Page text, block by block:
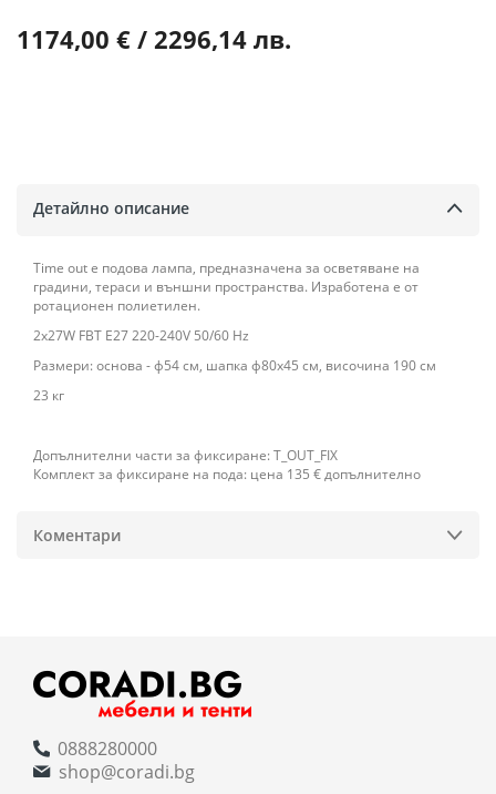
1174,00 € / 2296,14 лв.
Детайлно описание
Time out е подова лампа, предназначена за осветяване на
градини, тераси и външни пространства. Изработена е от
ротационен полиетилен.
2x27W FBT E27 220-240V 50/60 Hz
Размери: основа - ф54 см, шапка ф80х45 см, височина 190 см
23 кг
Допълнителни части за фиксиране: T_OUT_FIX
Комплект за фиксиране на пода: цена 135 € допълнително
Коментари
0888280000
shop@coradi.bg